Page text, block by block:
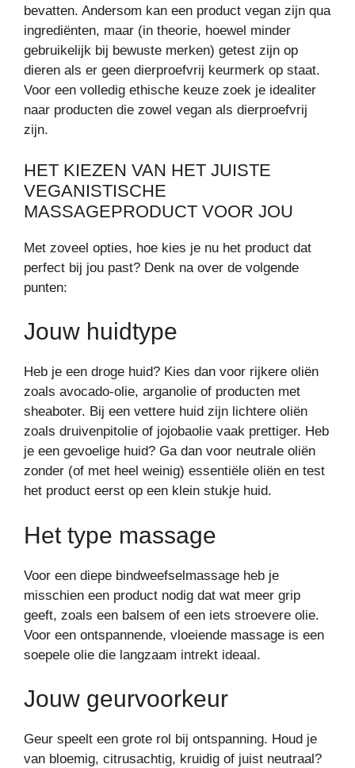
bevatten. Andersom kan een product vegan zijn qua
ingrediënten, maar (in theorie, hoewel minder
gebruikelijk bij bewuste merken) getest zijn op
dieren als er geen dierproefvrij keurmerk op staat.
Voor een volledig ethische keuze zoek je idealiter
naar producten die zowel vegan als dierproefvrij
zijn.
HET KIEZEN VAN HET JUISTE
VEGANISTISCHE
MASSAGEPRODUCT VOOR JOU
Met zoveel opties, hoe kies je nu het product dat
perfect bij jou past? Denk na over de volgende
punten:
Jouw huidtype
Heb je een droge huid? Kies dan voor rijkere oliën
zoals avocado-olie, arganolie of producten met
sheaboter. Bij een vettere huid zijn lichtere oliën
zoals druivenpitolie of jojobaolie vaak prettiger. Heb
je een gevoelige huid? Ga dan voor neutrale oliën
zonder (of met heel weinig) essentiële oliën en test
het product eerst op een klein stukje huid.
Het type massage
Voor een diepe bindweefselmassage heb je
misschien een product nodig dat wat meer grip
geeft, zoals een balsem of een iets stroevere olie.
Voor een ontspannende, vloeiende massage is een
soepele olie die langzaam intrekt ideaal.
Jouw geurvoorkeur
Geur speelt een grote rol bij ontspanning. Houd je
van bloemig, citrusachtig, kruidig of juist neutraal?